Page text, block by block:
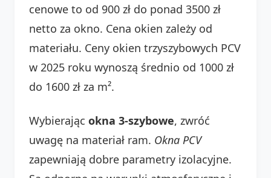
cenowe to od 900 zł do ponad 3500 zł
netto za okno. Cena okien zależy od
materiału. Ceny okien trzyszybowych PCV
w 2025 roku wynoszą średnio od 1000 zł
do 1600 zł za m².
Wybierając okna 3-szybowe, zwróć
uwagę na materiał ram. Okna PCV
zapewniają dobre parametry izolacyjne.